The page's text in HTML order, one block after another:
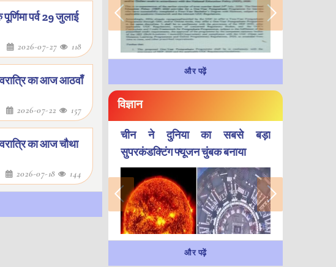
पर्व 29 जुलाई
2026-07-27 118
का आज आठवाँ
2026-07-22 157
का आज चौथा
2026-07-18 144
और पढ़ें
विज्ञान
चीन ने दुनिया का सबसे बड़ा
सुपरकंडक्टिंग फ्यूजन चुंबक बनाया
और पढ़ें